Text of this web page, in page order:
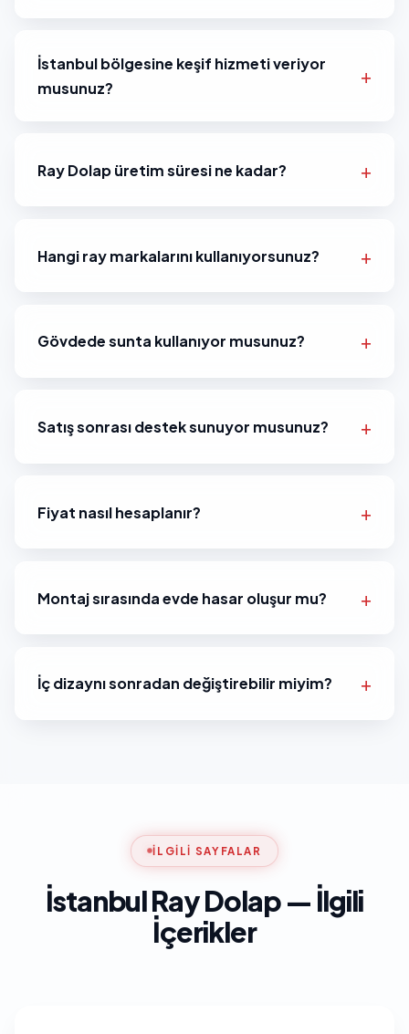
İstanbul bölgesine keşif hizmeti veriyor
musunuz?
Ray Dolap üretim süresi ne kadar?
Hangi ray markalarını kullanıyorsunuz?
Gövdede sunta kullanıyor musunuz?
Satış sonrası destek sunuyor musunuz?
Fiyat nasıl hesaplanır?
Montaj sırasında evde hasar oluşur mu?
İç dizaynı sonradan değiştirebilir miyim?
İLGILI SAYFALAR
İstanbul Ray Dolap — İlgili
İçerikler